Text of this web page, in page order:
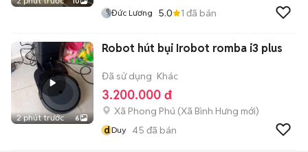
Đức Lương 5.0 1 đã bán
2 phút trước 6
Robot hút bụi Irobot romba i3 plus
Đã sử dụng Khác
3.200.000 đ
Xã Phong Phú (Xã Bình Hưng mới)
dDuy 45 đã bán